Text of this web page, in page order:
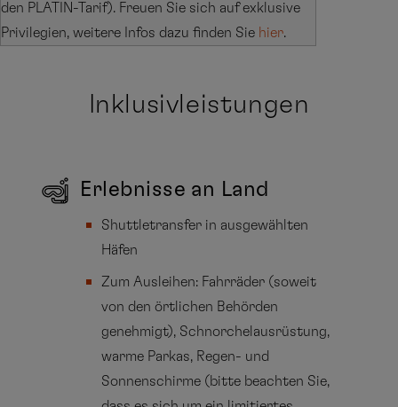
den PLATIN-Tarif). Freuen Sie sich auf exklusive
Privilegien, weitere Infos dazu finden Sie hier.
Inklusivleistungen
Erlebnisse an Land
Shuttletransfer in ausgewählten
Häfen
Zum Ausleihen: Fahrräder (soweit
von den örtlichen Behörden
genehmigt), Schnorchelausrüstung,
warme Parkas, Regen- und
Sonnenschirme (bitte beachten Sie,